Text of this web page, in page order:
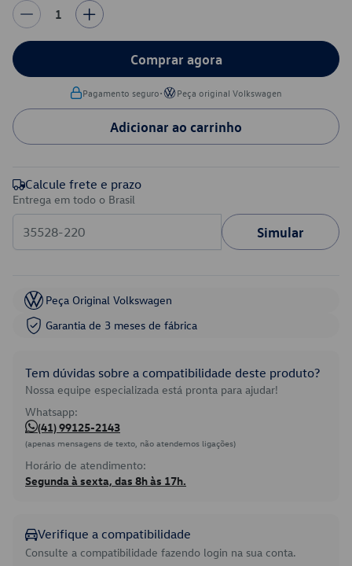
1
Comprar agora
Pagamento seguro• Peça original Volkswagen
Adicionar ao carrinho
Calcule frete e prazo
Entrega em todo o Brasil
Simular
Peça Original Volkswagen
Garantia de 3 meses de fábrica
Tem dúvidas sobre a compatibilidade deste produto?
Nossa equipe especializada está pronta para ajudar!
Whatsapp:
(41) 99125-2143
(apenas mensagens de texto, não atendemos ligações)
Horário de atendimento:
Segunda à sexta, das 8h às 17h.
Verifique a compatibilidade
Consulte a compatibilidade fazendo login na sua conta.